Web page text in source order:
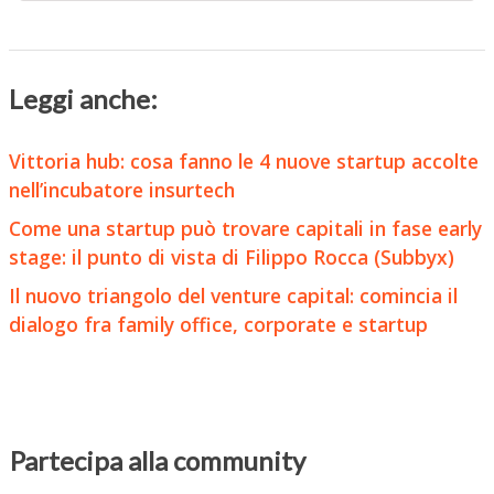
Leggi anche:
Vittoria hub: cosa fanno le 4 nuove startup accolte
nell’incubatore insurtech
Come una startup può trovare capitali in fase early
stage: il punto di vista di Filippo Rocca (Subbyx)
Il nuovo triangolo del venture capital: comincia il
dialogo fra family office, corporate e startup
Partecipa alla community